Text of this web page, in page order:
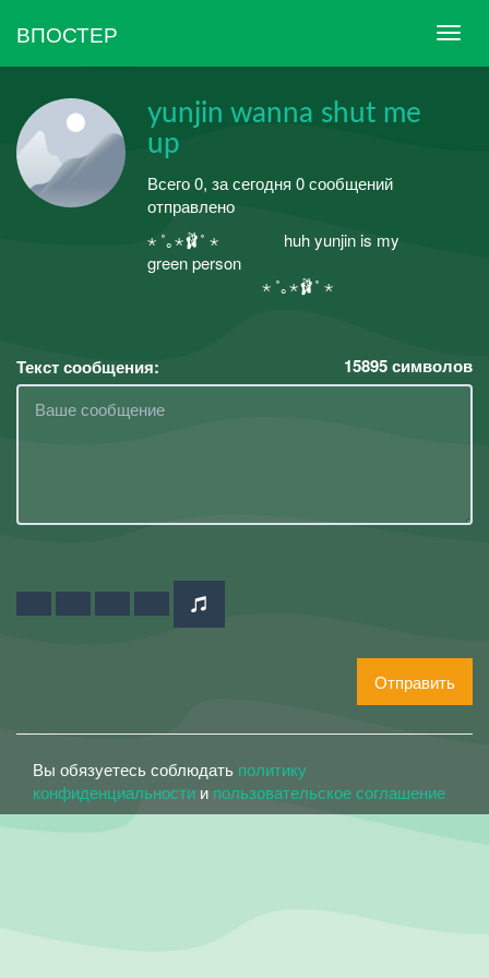
ВПОСТЕР
yunjin wanna shut me
up
Всего 0, за сегодня 0 сообщений
отправлено
⋆ ˚｡⋆🩰˚ ⋆⠀ ⠀ ⠀ ⠀ huh yunjin is my
green person ⠀⠀ ⠀ ⠀ ⠀ ⠀ ⠀ ⠀ ⠀ ⠀ ⠀ ⠀
⠀ ⠀ ⠀ ⠀ ⠀ ⠀ ⠀ ⋆ ˚｡⋆🩰˚ ⋆
Текст сообщения: 15895символов
Отправить
Вы обязуетесь соблюдать политику
конфиденциальности и пользовательское соглашение